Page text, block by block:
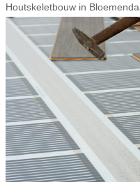
Houtskeletbouw in